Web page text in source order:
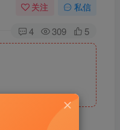
关注 私信
4 309 5